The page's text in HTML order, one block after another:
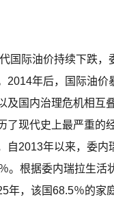
国际油价持续下跌，
2014年后，国际油价
及国内治理危机相互
了现代史上最严重的
自2013年以来，委内
。根据委内瑞拉生活
年，该国68.5％的家